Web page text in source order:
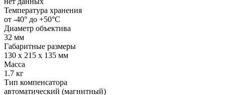
Температура хранения
от -40° до +50°С
Диаметр объектива
32 мм
Габаритные размеры
130 x 215 x 135 мм
Масса
1.7 кг
Тип компенсатора
автоматический (магнитный)